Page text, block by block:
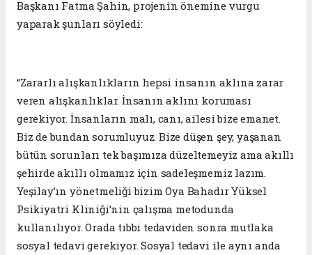
Başkanı Fatma Şahin, projenin önemine vurgu
yaparak şunları söyledi:
“Zararlı alışkanlıkların hepsi insanın aklına zarar
veren alışkanlıklar. İnsanın aklını koruması
gerekiyor. İnsanların malı, canı, ailesi bize emanet.
Biz de bundan sorumluyuz. Bize düşen şey, yaşanan
bütün sorunları tek başımıza düzeltemeyiz ama akıllı
şehirde akıllı olmamız için sadeleşmemiz lazım.
Yeşilay’ın yönetmeliği bizim Oya Bahadır Yüksel
Psikiyatri Kliniği’nin çalışma metodunda
kullanılıyor. Orada tıbbi tedaviden sonra mutlaka
sosyal tedavi gerekiyor. Sosyal tedavi ile aynı anda